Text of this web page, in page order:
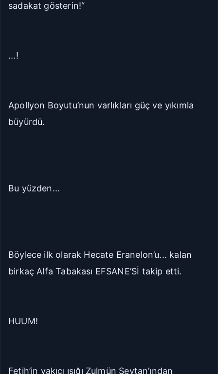
sadakat gösterin!“
...!
Apollyon Boyutu’nun varlıkları güç ve yıkımla
büyürdü.
Bu yüzden...
Böylece ilk olarak Hecate Eranelon’u... kalan
birkaç Alfa Tabakası EFSANE’Sİ takip etti.
HUUM!
Fetih’in yakıcı ışığı Zulmün Şeytan’ından